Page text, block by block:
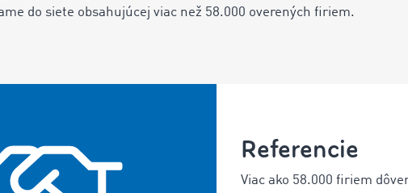
do siete obsahujúcej viac než 58.000 overených firiem.
Referencie
Viac ako 58.000 firiem